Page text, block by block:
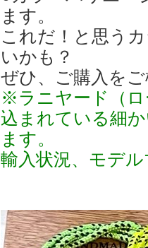
ます。
これだ！と思う
いかも？
ぜひ、ご購入を
※ラニヤード（ロ
込まれている細
ます。
輸入状況、モデ